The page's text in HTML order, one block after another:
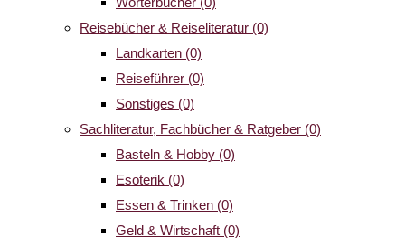
Reisebücher & Reiseliteratur (0)
Landkarten (0)
Reiseführer (0)
Sonstiges (0)
Sachliteratur, Fachbücher & Ratgeber (0)
Basteln & Hobby (0)
Esoterik (0)
Essen & Trinken (0)
Geld & Wirtschaft (0)